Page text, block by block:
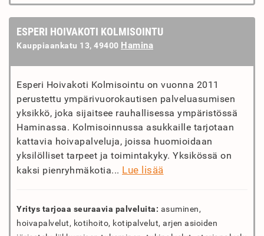
ESPERI HOIVAKOTI KOLMISOINTU
Kauppiaankatu 13, 49400 Hamina
Esperi Hoivakoti Kolmisointu on vuonna 2011
perustettu ympärivuorokautisen palveluasumisen
yksikkö, joka sijaitsee rauhallisessa ympäristössä
Haminassa. Kolmisoinnussa asukkaille tarjotaan
kattavia hoivapalveluja, joissa huomioidaan
yksilölliset tarpeet ja toimintakyky. Yksikössä on
kaksi pienryhmäkotia... Lue lisää
Yritys tarjoaa seuraavia palveluita: asuminen,
hoivapalvelut, kotihoito, kotipalvelut, arjen asioiden